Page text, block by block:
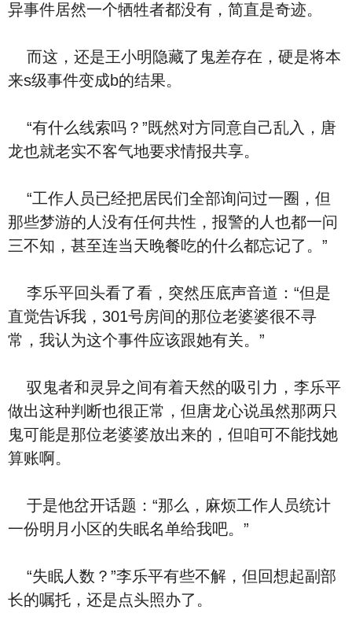
异事件居然一个牺牲者都没有，简直是奇迹。
而这，还是王小明隐藏了鬼差存在，硬是将本
来s级事件变成b的结果。
“有什么线索吗？”既然对方同意自己乱入，唐
龙也就老实不客气地要求情报共享。
“工作人员已经把居民们全部询问过一圈，但
那些梦游的人没有任何共性，报警的人也都一问
三不知，甚至连当天晚餐吃的什么都忘记了。”
李乐平回头看了看，突然压底声音道：“但是
直觉告诉我，301号房间的那位老婆婆很不寻
常，我认为这个事件应该跟她有关。”
驭鬼者和灵异之间有着天然的吸引力，李乐平
做出这种判断也很正常，但唐龙心说虽然那两只
鬼可能是那位老婆婆放出来的，但咱可不能找她
算账啊。
于是他岔开话题：“那么，麻烦工作人员统计
一份明月小区的失眠名单给我吧。”
“失眠人数？”李乐平有些不解，但回想起副部
长的嘱托，还是点头照办了。